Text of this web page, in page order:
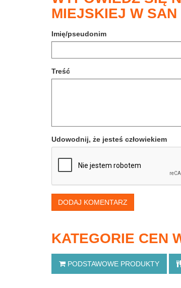
MIEJSKIEJ W SAN
Imię/pseudonim
Treść
Udowodnij, że jesteś człowiekiem
DODAJ KOMENTARZ
KATEGORIE CEN
PODSTAWOWE PRODUKTY